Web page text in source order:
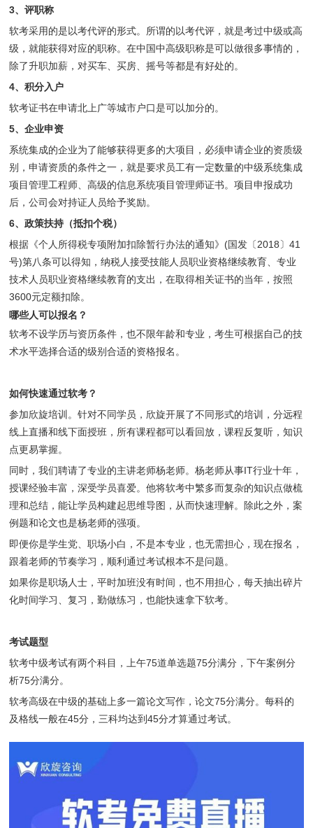
3、评职称
软考采用的是以考代评的形式。所谓的以考代评，就是考过中级或高
级，就能获得对应的职称。在中国中高级职称是可以做很多事情的，
除了升职加薪，对买车、买房、摇号等都是有好处的。
4、积分入户
软考证书在申请北上广等城市户口是可以加分的。
5、企业申资
系统集成的企业为了能够获得更多的大项目，必须申请企业的资质级
别，申请资质的条件之一，就是要求员工有一定数量的中级系统集成
项目管理工程师、高级的信息系统项目管理师证书。项目申报成功
后，公司会对持证人员给予奖励。
6、政策扶持（抵扣个税）
根据《个人所得税专项附加扣除暂行办法的通知》(国发〔2018〕41
号)第八条可以得知，纳税人接受技能人员职业资格继续教育、专业
技术人员职业资格继续教育的支出，在取得相关证书的当年，按照
3600元定额扣除。
哪些人可以报名？
软考不设学历与资历条件，也不限年龄和专业，考生可根据自己的技
术水平选择合适的级别合适的资格报名。
如何快速通过软考？
参加欣旋培训。针对不同学员，欣旋开展了不同形式的培训，分远程
线上直播和线下面授班，所有课程都可以看回放，课程反复听，知识
点更易掌握。
同时，我们聘请了专业的主讲老师杨老师。杨老师从事IT行业十年，
授课经验丰富，深受学员喜爱。他将软考中繁多而复杂的知识点做梳
理和总结，能让学员构建起思维导图，从而快速理解。除此之外，案
例题和论文也是杨老师的强项。
即便你是学生党、职场小白，不是本专业，也无需担心，现在报名，
跟着老师的节奏学习，顺利通过考试根本不是问题。
如果你是职场人士，平时加班没有时间，也不用担心，每天抽出碎片
化时间学习、复习，勤做练习，也能快速拿下软考。
考试题型
软考中级考试有两个科目，上午75道单选题75分满分，下午案例分
析75分满分。
软考高级在中级的基础上多一篇论文写作，论文75分满分。每科的
及格线一般在45分，三科均达到45分才算通过考试。